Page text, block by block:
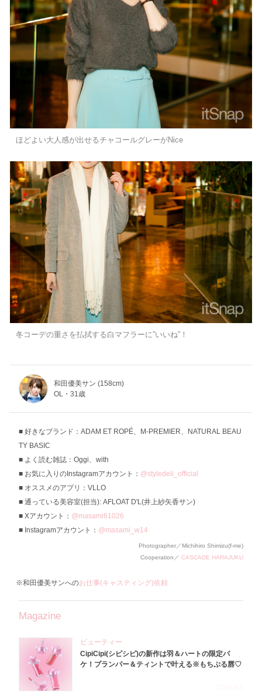
ほどよい大人感が出せるチャコールグレーがNice
冬コーデの重さを払拭する白マフラーに”いいね”！
和田優美サン (158cm)
OL・31歳
好きなブランド：ADAM ET ROPÉ、M-PREMIER、NATURAL BEAU
TY BASIC
よく読む雑誌：Oggi、with
お気に入りのInstagramアカウント： @styledeli_official
オススメのアプリ：VLLO
通っている美容室(担当): AFLOAT D'L(井上紗矢香サン)
Xアカウント： @masami61026
Instagramアカウント： @masami_w14
Photographer／Michihiro Shimizu(f-me)
Cooperation／ CASCADE HARAJUKU
※和田優美サンへのお仕事(キャスティング)依頼
Magazine
ビューティー
CipiCipi(シピシピ)の新作は羽＆ハートの限定パ
ケ！プランパー＆ティントで叶える※もちぷる唇♡